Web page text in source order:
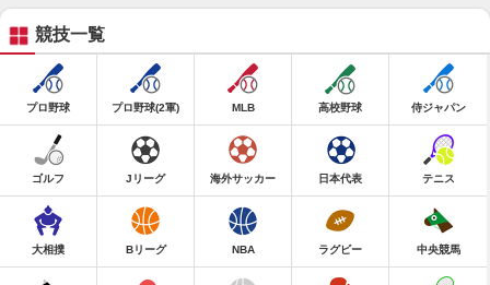
競技一覧
プロ野球 プロ野球(2軍) MLB 高校野球 侍ジャパン
ゴルフ Jリーグ 海外サッカー 日本代表 テニス
大相撲 Bリーグ NBA ラグビー 中央競馬